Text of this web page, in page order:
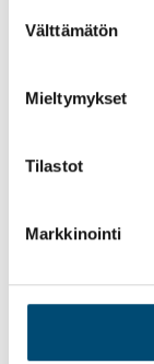
heille tai joita on
valinta
Välttämätön
Mieltymykset
Tilastot
Markkinointi